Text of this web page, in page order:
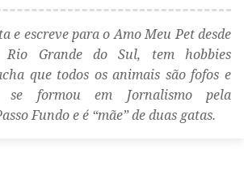
e escreve para o Amo Meu Pet desde
Grande do Sul, tem hobbies
que todos os animais são fofos e
se formou em Jornalismo pela
Fundo e é “mãe” de duas gatas.